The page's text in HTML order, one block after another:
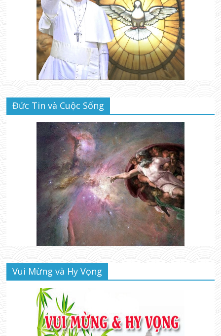
Đức Tin và Cuộc Sống
Vui Mừng và Hy Vọng